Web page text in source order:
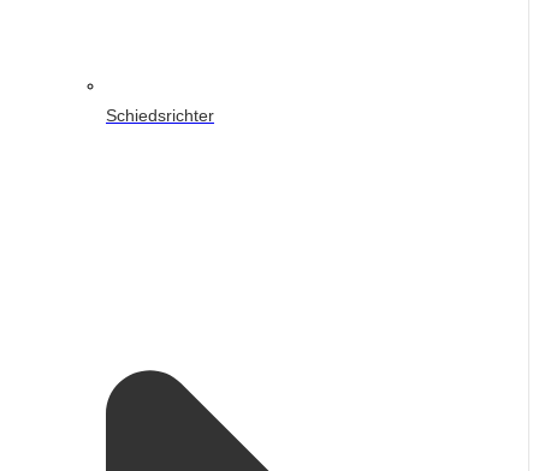
Schiedsrichter